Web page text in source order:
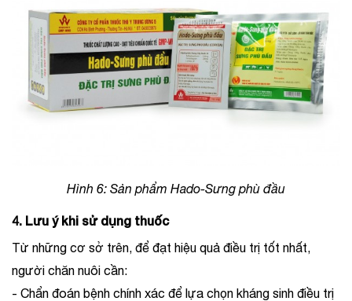
Hình 6: Sản phẩm Hado-Sưng phù đầu
4. Lưu ý khi sử dụng thuốc
Từ những cơ sở trên, để đạt hiệu quả điều trị tốt nhất,
người chăn nuôi cần:
- Chẩn đoán bệnh chính xác để lựa chọn kháng sinh điều trị